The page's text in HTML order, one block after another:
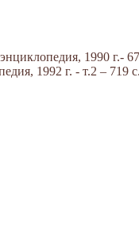
1990 г.-
1992 г. - т.2 – 719 с.